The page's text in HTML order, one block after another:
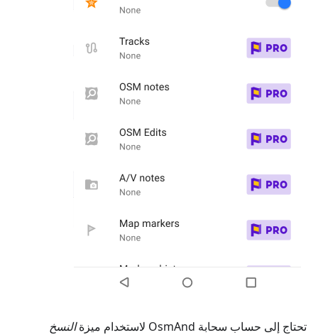
تحتاج إلى حساب سحابة OsmAnd لاستخدام ميزة
النسخ